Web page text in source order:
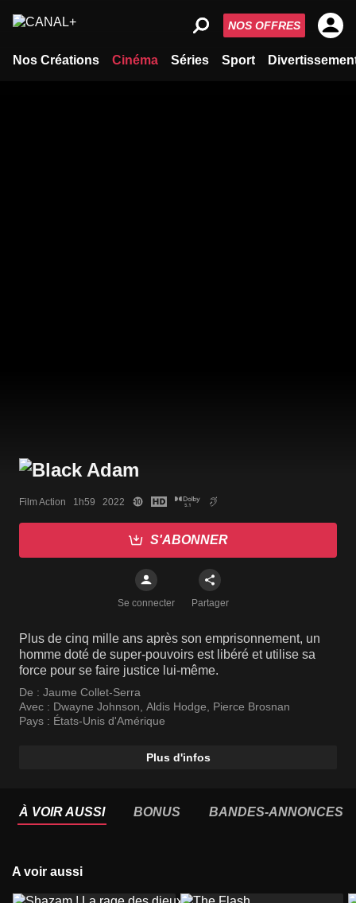
Nos Créations Cinéma Séries Sport
NOS OFFRES
Film Action   1h59   2022
S'ABONNER
Se connecter Partager
Plus de cinq mille ans après son emprisonnement, un
homme doté de super-pouvoirs est libéré et utilise sa
force pour se faire justice lui-même.
De : Jaume Collet-Serra
Avec : Dwayne Johnson, Aldis Hodge, Pierce Brosnan
Pays : États-Unis d'Amérique
Plus d'infos
À VOIR AUSSI BONUS BANDES-ANNONCES
A voir aussi